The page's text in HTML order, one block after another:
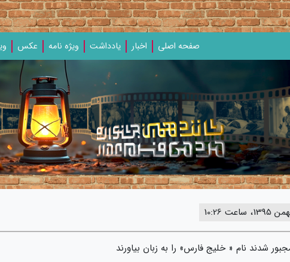
صفحه اصلی اخبار یادداشت‌ ویژه‌ نامه‌ عکس
شدند نام « خلیج فارس» را به زبان بیاورند